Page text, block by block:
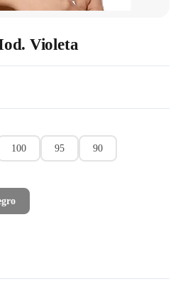
Violeta
100 95 90